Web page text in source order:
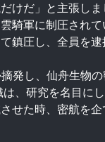
けだ」と主張し
騎軍に制圧され
圧し、全員を
発し、仙舟生物
、研究を名目に
せた時、密航を